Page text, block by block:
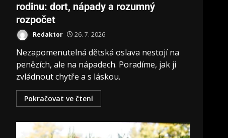
rodinu: dort, nápady a rozumný
rozpočet
Redaktor 26. 7. 2026
Nezapomenutelná dětská oslava nestojí na
penězích, ale na nápadech. Poradíme, jak ji
zvládnout chytře a s láskou.
Pokračovat ve čtení